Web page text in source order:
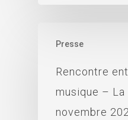
Presse
Rencontre
musique –
novembre